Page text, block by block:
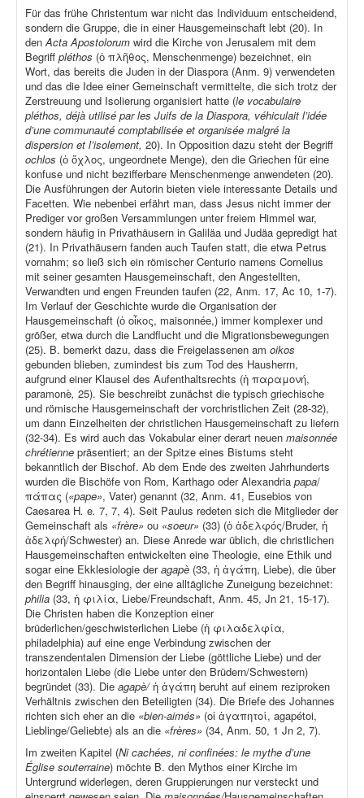
Für das frühe Christentum war nicht das Individuum entscheidend,
sondern die Gruppe, die in einer Hausgemeinschaft lebt (20). In
denActa Apostolorum wird die Kirche von Jerusalem mit dem
Begriff pléthos (ὁ πλῆθος, Menschenmenge) bezeichnet, ein
Wort, das bereits die Juden in der Diaspora (Anm. 9) verwendeten
und das die Idee einer Gemeinschaft vermittelte, die sich trotz der
Zerstreuung und Isolierung organisiert hatte (le vocabulaire
pléthos, déjà utilisé par les Juifs de la Diaspora, véhiculait l’idée
d’une communauté comptabilisée et organisée malgré la
dispersion et l’isolement, 20). In Opposition dazu steht der Begriff
ochlos (ὁ ὄχλος, ungeordnete Menge), den die Griechen für eine
konfuse und nicht bezifferbare Menschenmenge anwendeten (20).
Die Ausführungen der Autorin bieten viele interessante Details und
Facetten. Wie nebenbei erfährt man, dass Jesus nicht immer der
Prediger vor großen Versammlungen unter freiem Himmel war,
sondern häufig in Privathäusern in Galiläa und Judäa gepredigt hat
(21). In Privathäusern fanden auch Taufen statt, die etwa Petrus
vornahm; so ließ sich ein römischer Centurio namens Cornelius
mit seiner gesamten Hausgemeinschaft, den Angestellten,
Verwandten und engen Freunden taufen (22, Anm. 17, Ac 10, 1-7).
Im Verlauf der Geschichte wurde die Organisation der
Hausgemeinschaft (ὁ οἶκος, maisonnée,) immer komplexer und
größer, etwa durch die Landflucht und die Migrationsbewegungen
(25). B. bemerkt dazu, dass die Freigelassenen am oikos
gebunden blieben, zumindest bis zum Tod des Hausherrn,
aufgrund einer Klausel des Aufenthaltsrechts (ἡ παραμονή,
paramonè, 25). Sie beschreibt zunächst die typisch griechische
und römische Hausgemeinschaft der vorchristlichen Zeit (28-32),
um dann Einzelheiten der christlichen Hausgemeinschaft zu liefern
(32-34). Es wird auch das Vokabular einer derart neuen maisonnée
chrétienne präsentiert; an der Spitze eines Bistums steht
bekanntlich der Bischof. Ab dem Ende des zweiten Jahrhunderts
wurden die Bischöfe von Rom, Karthago oder Alexandria papa/
πάπας («pape», Vater) genannt (32, Anm. 41, Eusebios von
Caesarea H. e. 7, 7, 4). Seit Paulus redeten sich die Mitglieder der
Gemeinschaft als «frère» ou «soeur» (33) (ὁ ἀδελφός/Bruder, ἡ
ἀδελφή/Schwester) an. Diese Anrede war üblich, die christlichen
Hausgemeinschaften entwickelten eine Theologie, eine Ethik und
sogar eine Ekklesiologie deragapè (33, ἡ ἀγάπη, Liebe), die über
den Begriff hinausging, der eine alltägliche Zuneigung bezeichnet:
philia (33, ἡ φιλία, Liebe/Freundschaft, Anm. 45, Jn 21, 15-17).
Die Christen haben die Konzeption einer
brüderlichen/geschwisterlichen Liebe (ἡ φιλαδελφία,
philadelphia) auf eine enge Verbindung zwischen der
transzendentalen Dimension der Liebe (göttliche Liebe) und der
horizontalen Liebe (die Liebe unter den Brüdern/Schwestern)
begründet (33). Die agapè/ἡ ἀγάπη beruht auf einem reziproken
Verhältnis zwischen den Beteiligten (34). Die Briefe des Johannes
richten sich eher an die «bien-aimés» (οἱ ἀγαπητοί, agapétoi,
Lieblinge/Geliebte) als an die «frères» (34, Anm. 50, 1 Jn 2, 7).
Im zweiten Kapitel (Ni cachées, ni confinées: le mythe d’une
Église souterraine) möchte B. den Mythos einer Kirche im
Untergrund widerlegen, deren Gruppierungen nur versteckt und